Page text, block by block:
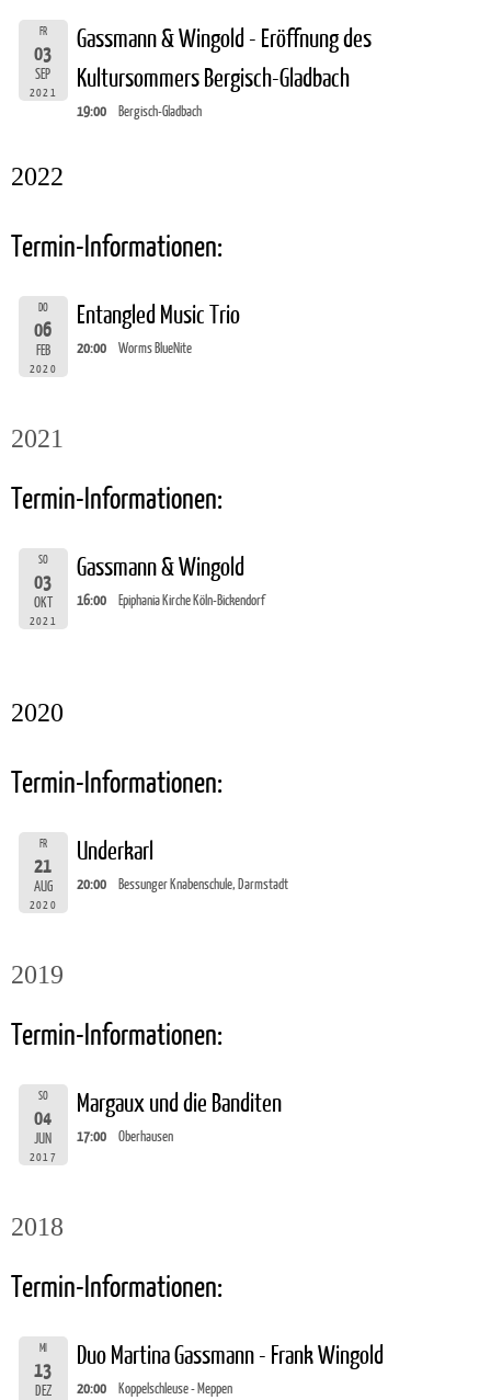
FR
03
SEP
2021
Gassmann & Wingold - Eröffnung des
Kultursommers Bergisch-Gladbach
19:00 Bergisch-Gladbach
2022
Termin-Informationen:
DO
06
FEB
2020
Entangled Music Trio
20:00 Worms BlueNite
2021
Termin-Informationen:
SO
03
OKT
2021
Gassmann & Wingold
16:00 Epiphania Kirche Köln-Bickendorf
2020
Termin-Informationen:
FR
21
AUG
2020
Underkarl
20:00 Bessunger Knabenschule, Darmstadt
2019
Termin-Informationen:
SO
04
JUN
2017
Margaux und die Banditen
17:00 Oberhausen
2018
Termin-Informationen:
MI
13
DEZ
Duo Martina Gassmann - Frank Wingold
20:00 Koppelschleuse - Meppen